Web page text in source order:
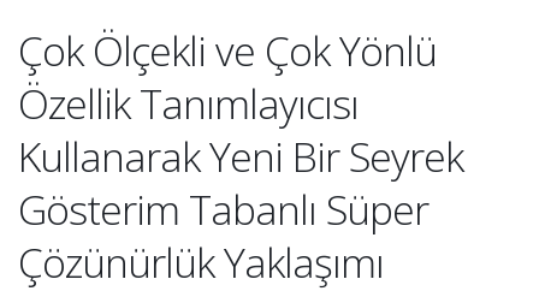
Çok Ölçekli ve Çok Yönlü
Özellik Tanımlayıcısı
Kullanarak Yeni Bir Seyrek
Gösterim Tabanlı Süper
Çözünürlük Yaklaşımı